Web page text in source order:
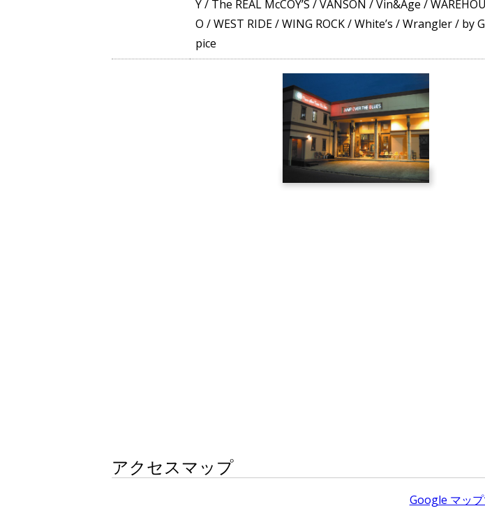
Y/ The REAL McCOY’S /VANSON /Vin&Age /
O /WEST RIDE/WING ROCK/White’s /Wrangler/ by
pice
アクセスマップ
Google マップ